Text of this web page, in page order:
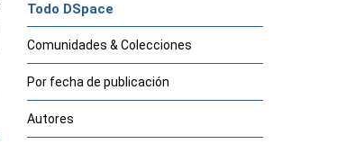
Todo DSpace
Comunidades & Colecciones
Por fecha de publicación
Autores